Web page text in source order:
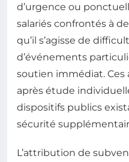
d’urgence ou
salariés confrontés à
qu’il s’agisse de
d’événements
soutien immédiat. Ces
après étude
dispositifs publics
sécurité
L’attribution de